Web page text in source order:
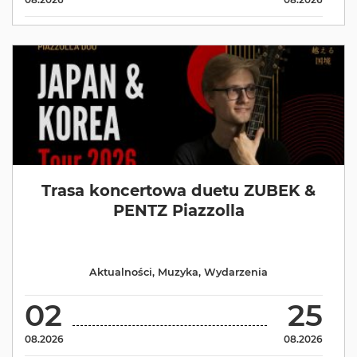
Trasa koncertowa duetu ZUBEK &
PENTZ Piazzolla
02
08.2026
25
08.2026
Aktualności, Muzyka, Wydarzenia